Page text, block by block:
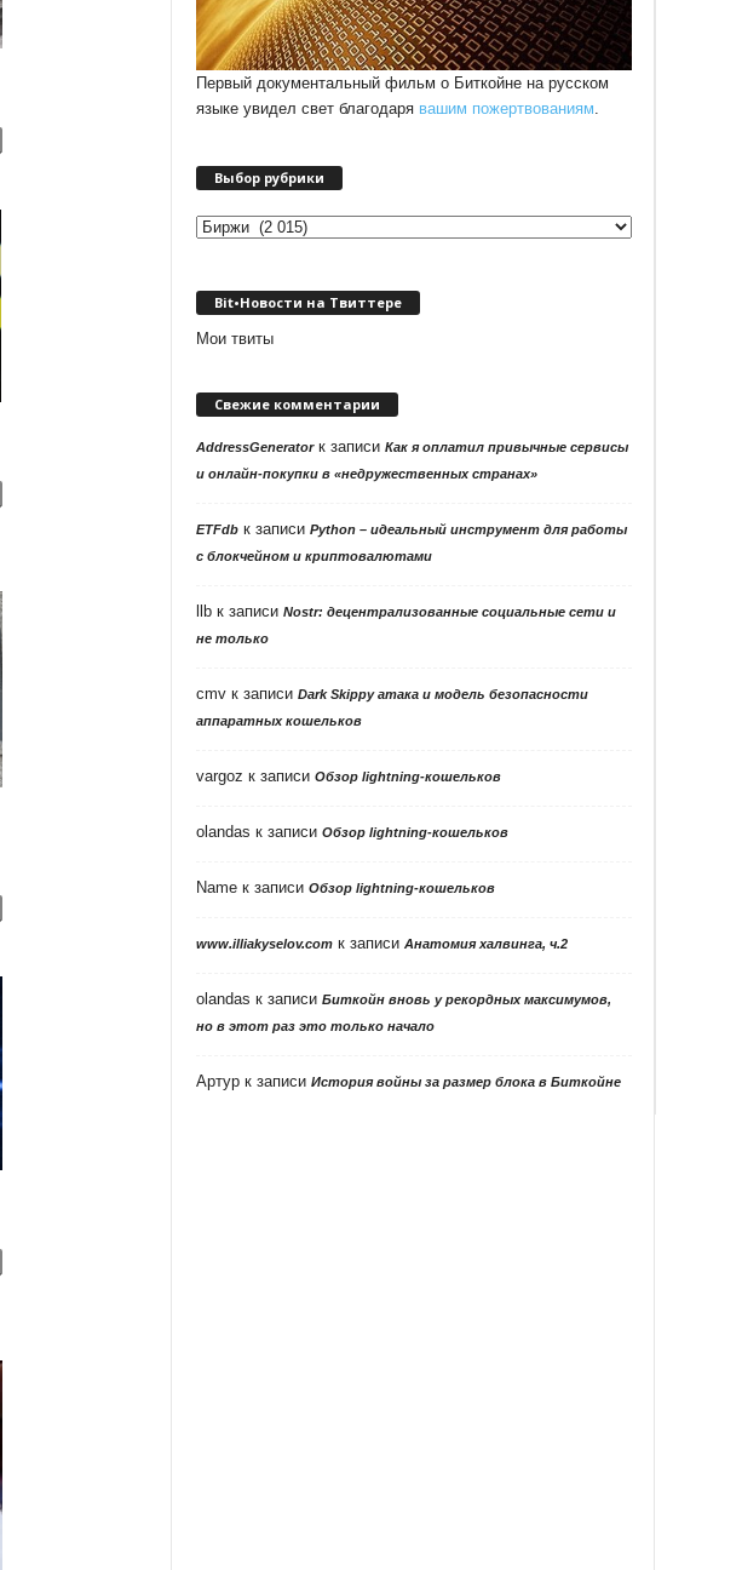
Первый документальный фильм о Биткойне на русском
языке увидел свет благодаря вашим пожертвованиям
Выбор рубрики
Выбор
Bit•Новости на Твиттере
Мои твиты
Свежие комментарии
AddressGeneratorк записиКак я оплатил привычные сервисы
и онлайн-покупки в «недружественных странах»
ETFdb к записиPython – идеальный инструмент для работы
с блокчейном и криптовалютами
llb к записиNostr: децентрализованные социальные сети и
не только
cmv к записиDark Skippy атака и модель безопасности
аппаратных кошельков
vargoz к записиОбзор lightning-кошельков
olandas к записиОбзор lightning-кошельков
Name к записиОбзор lightning-кошельков
www.illiakyselov.com к записиАнатомия халвинга, ч.2
olandas к записиБиткойн вновь у рекордных максимумов,
но в этот раз это только начало
Артур к записиИстория войны за размер блока в Биткойне